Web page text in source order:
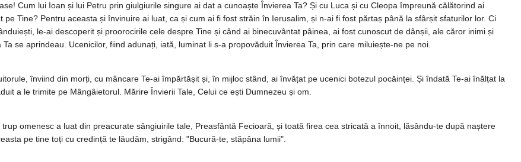
Cum lui Ioan și lui Petru prin giulgiurile singure ai dat a cunoaște Învierea Ta? Și cu Luca și cu Cleopa împreună călătorind ai
pe Tine? Pentru aceasta și învinuire ai luat, ca și cum ai fi fost străin în Ierusalim, și n-ai fi fost părtaș până la sfârșit sfaturilor lor. Ci
le-ai descoperit și proorocirile cele despre Tine și când ai binecuvântat pâinea, ai fost cunoscut de dânșii, ale căror inimi și
se aprindeau. Ucenicilor, fiind adunați, iată, luminat li s-a propovăduit Învierea Ta, prin care miluiește-ne pe noi.
înviind din morți, cu mâncare Te-ai împărtășit și, în mijloc stând, ai învățat pe ucenici botezul pocăinței. Și îndată Te-ai înălțat la
a le trimite pe Mângâietorul. Mărire Învierii Tale, Celui ce ești Dumnezeu și om.
omenesc a luat din preacurate sângiuirile tale, Preasfântă Fecioară, și toată firea cea stricată a înnoit, lăsându-te după naștere
pe tine toți cu credință te lăudăm, strigând: "Bucură-te, stăpâna lumii".